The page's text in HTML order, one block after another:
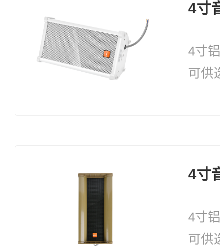
4寸
4寸
可供
4寸
4寸
可供